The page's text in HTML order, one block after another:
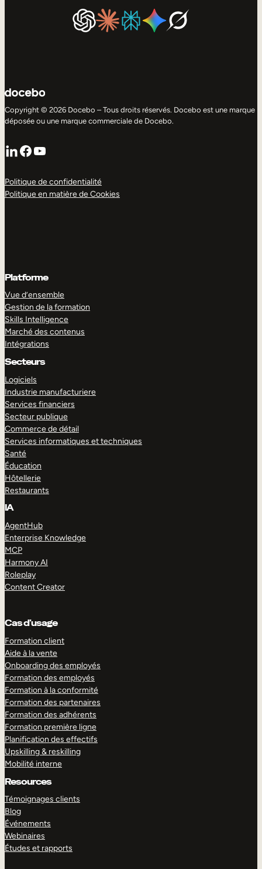
Copyright © 2026 Docebo – Tous droits réservés. Docebo est une marque
déposée ou une marque commerciale de Docebo.
LinkedIn
Facebook
YouTube
Politique de confidentialité
Politique en matière de Cookies
Platforme
Vue d’ensemble
Gestion de la formation
Skills Intelligence
Marché des contenus
Intégrations
Secteurs
Logiciels
Industrie manufacturiere
Services financiers
Secteur publique
Commerce de détail
Services informatiques et techniques
Santé
Éducation
Hôtellerie
Restaurants
IA
AgentHub
Enterprise Knowledge
MCP
Harmony AI
Roleplay
Content Creator
Cas d’usage
Formation client
Aide à la vente
Onboarding des employés
Formation des employés
Formation à la conformité
Formation des partenaires
Formation des adhérents
Formation première ligne
Planification des effectifs
Upskilling & reskilling
Mobilité interne
Resources
Témoignages clients
Blog
Événements
Webinaires
Études et rapports